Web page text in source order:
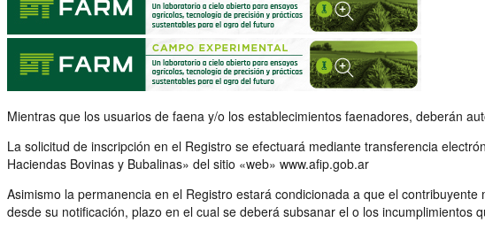
Mientras que los usuarios de faena y/o los establecimientos faenadores, deberán
La solicitud de inscripción en el Registro se efectuará mediante transferencia
Haciendas Bovinas y Bubalinas» del sitio «web» www.afip.gob.ar
Asimismo la permanencia en el Registro estará condicionada a que el
desde su notificación, plazo en el cual se deberá subsanar el o los incumplimientos